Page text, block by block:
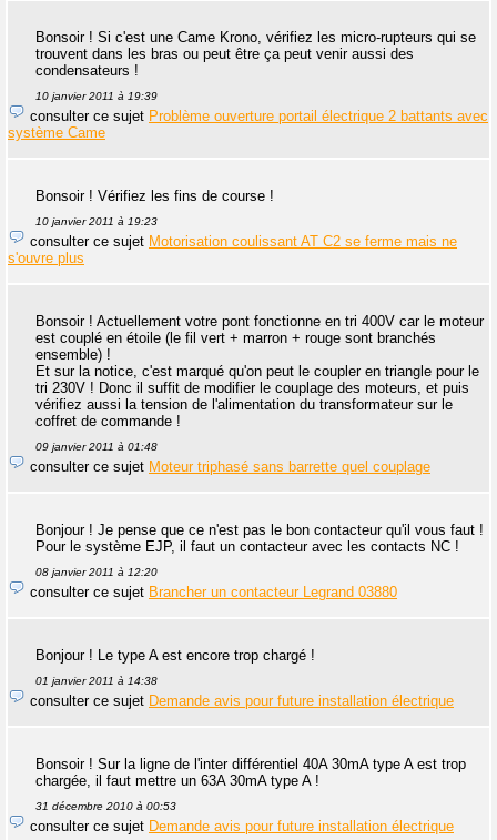
Bonsoir ! Si c'est une Came Krono, vérifiez les micro-rupteurs qui se
trouvent dans les bras ou peut être ça peut venir aussi des
condensateurs !
10 janvier 2011 à 19:39
consulter ce sujet Problème ouverture portail électrique 2 battants avec
système Came
Bonsoir ! Vérifiez les fins de course !
10 janvier 2011 à 19:23
consulter ce sujet Motorisation coulissant AT C2 se ferme mais ne
s'ouvre plus
Bonsoir ! Actuellement votre pont fonctionne en tri 400V car le moteur
est couplé en étoile (le fil vert + marron + rouge sont branchés
ensemble) !
Et sur la notice, c'est marqué qu'on peut le coupler en triangle pour le
tri 230V ! Donc il suffit de modifier le couplage des moteurs, et puis
vérifiez aussi la tension de l'alimentation du transformateur sur le
coffret de commande !
09 janvier 2011 à 01:48
consulter ce sujet Moteur triphasé sans barrette quel couplage
Bonjour ! Je pense que ce n'est pas le bon contacteur qu'il vous faut !
Pour le système EJP, il faut un contacteur avec les contacts NC !
08 janvier 2011 à 12:20
consulter ce sujet Brancher un contacteur Legrand 03880
Bonjour ! Le type A est encore trop chargé !
01 janvier 2011 à 14:38
consulter ce sujet Demande avis pour future installation électrique
Bonsoir ! Sur la ligne de l'inter différentiel 40A 30mA type A est trop
chargée, il faut mettre un 63A 30mA type A !
31 décembre 2010 à 00:53
consulter ce sujet Demande avis pour future installation électrique